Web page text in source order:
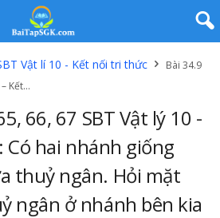
Vật lí 10 - Kết nối tri thức
Bài 34.9
Kết...
66, 67 SBT Vật lý 10 -
hai nhánh giống
thuỷ ngân. Hỏi mặt
ngân ở nhánh bên kia